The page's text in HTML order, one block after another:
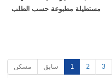
مستطيلة مطبوعة حسب الطلب
مسكن سابق 1 2 3